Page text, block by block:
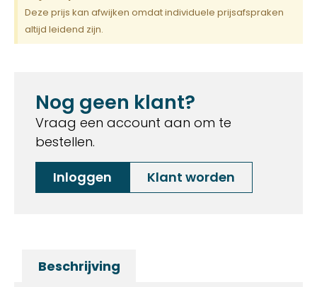
Deze prijs kan afwijken omdat individuele prijsafspraken
altijd leidend zijn.
Nog geen klant?
Vraag een account aan om te
bestellen.
Inloggen
Klant worden
Beschrijving